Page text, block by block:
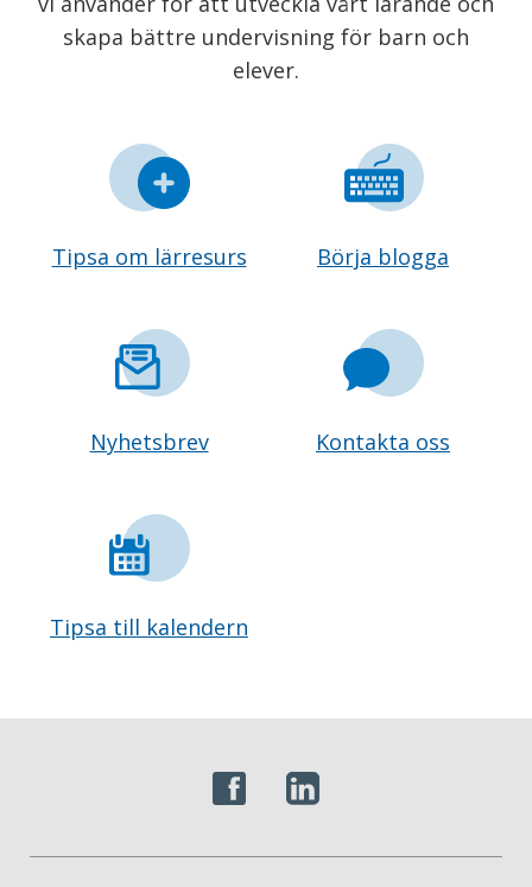
skapa bättre undervisning för barn och
elever.
Tipsa om lärresurs Börja blogga
Nyhetsbrev Kontakta oss
Tipsa till kalendern